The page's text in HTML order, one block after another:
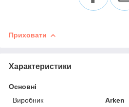
Приховати
Характеристики
Основні
Виробник
Arken